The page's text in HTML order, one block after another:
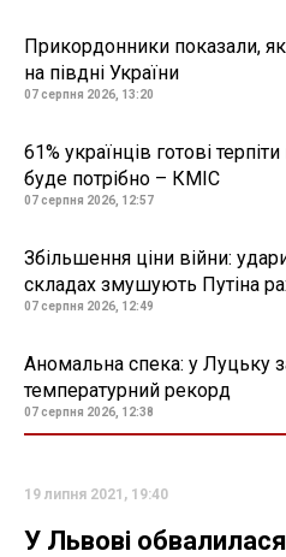
Прикордонники показали,
на півдні України
07 серпня 2026, 13:20
61% українців готові
буде потрібно – КМІС
07 серпня 2026, 12:57
Збільшення ціни війни:
складах змушують Путіна
07 серпня 2026, 12:49
Аномальна спека: у Луцьку
температурний рекорд
07 серпня 2026, 12:38
19 липня 2021, 19:40
У Львові